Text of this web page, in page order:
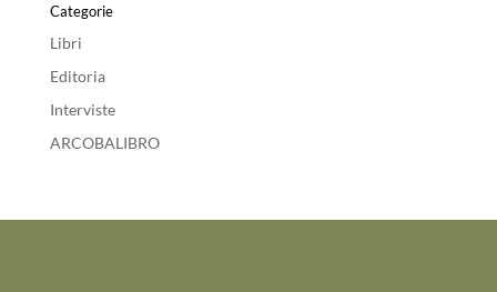
Categorie
Libri
Editoria
Interviste
ARCOBALIBRO